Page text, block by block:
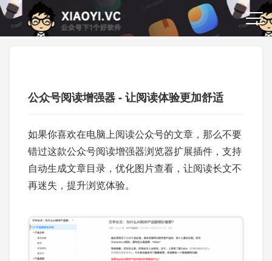
公众号阅读增强器 - 让阅读体验更加舒适
如果你喜欢在电脑上阅读公众号的文章，那么不要
错过这款公众号阅读增强器浏览器扩展插件，支持
自动生成文章目录，优化图片查看，让阅读长文不
再迷失，提升浏览体验。